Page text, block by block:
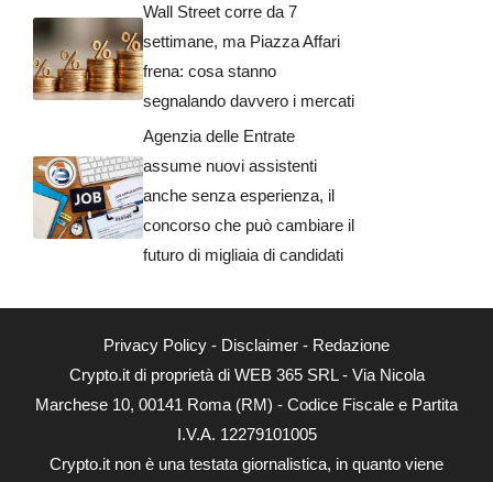
Wall Street corre da 7
settimane, ma Piazza Affari
frena: cosa stanno
segnalando davvero i mercati
Agenzia delle Entrate
assume nuovi assistenti
anche senza esperienza, il
concorso che può cambiare il
futuro di migliaia di candidati
Privacy Policy - Disclaimer - Redazione
Crypto.it di proprietà di WEB 365 SRL - Via Nicola
Marchese 10, 00141 Roma (RM) - Codice Fiscale e Partita
I.V.A. 12279101005
Crypto.it non è una testata giornalistica, in quanto viene